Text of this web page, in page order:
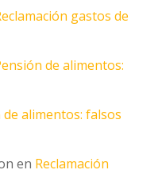
gastos de
de alimentos:
de alimentos: falsos
en Reclamación